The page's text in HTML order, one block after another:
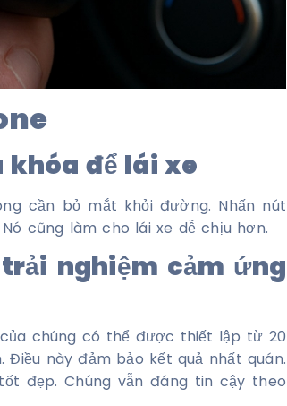
khóa để lái xe
cần bỏ mắt khỏi đường. Nhấn nút
cũng làm cho lái xe dễ chịu hơn.
nghiệm cảm ứng
chúng có thể được thiết lập từ 20
này đảm bảo kết quả nhất quán.
đẹp. Chúng vẫn đáng tin cậy theo